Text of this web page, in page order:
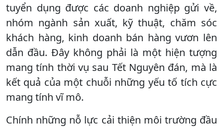
tuyển dụng được các doanh nghiệp gửi về,
nhóm ngành sản xuất, kỹ thuật, chăm sóc
khách hàng, kinh doanh bán hàng vươn lên
dẫn đầu. Đây không phải là một hiện tượng
mang tính thời vụ sau Tết Nguyên đán, mà là
kết quả của một chuỗi những yếu tố tích cực
mang tính vĩ mô.
​Chính những nỗ lực cải thiện môi trường đầu